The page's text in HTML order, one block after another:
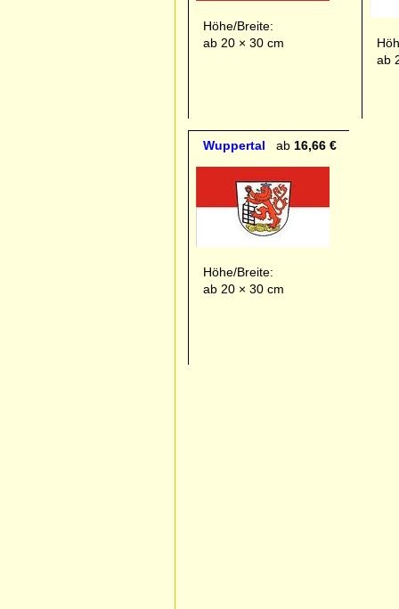
Höhe/Breite:
ab 20 × 30 cm
ab
ab16,66 €
Wuppertal
Höhe/Breite:
ab 20 × 30 cm